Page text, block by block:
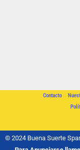
Contacto
© 2024 Buena Suerte